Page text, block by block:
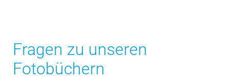
Fragen zu unseren
Fotobüchern